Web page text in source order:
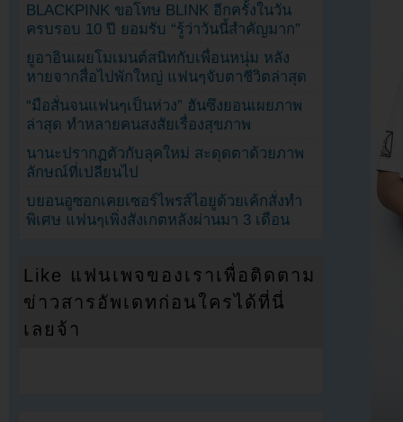
BLACKPINK ขอโทษ BLINK อีกครั้งในวัน
ครบรอบ 10 ปี ยอมรับ “รู้ว่าวันนี้สำคัญมาก”
ยูอาอินเผยโมเมนต์สนิทกับเพื่อนหนุ่ม หลัง
หายจากสื่อไปพักใหญ่ แฟนๆจับตาชีวิตล่าสุด
“มือสั่นจนแฟนๆเป็นห่วง” ฮันซึงยอนเผยภาพ
ล่าสุด ทำหลายคนสงสัยเรื่องสุขภาพ
นานะปรากฏตัวกับลุคใหม่ สะดุดตาด้วยภาพ
ลักษณ์ที่เปลี่ยนไป
บยอนอูซอกเคยเซอร์ไพรส์ไอยูด้วยเค้กสั่งทำ
พิเศษ แฟนๆเพิ่งสังเกตหลังผ่านมา 3 เดือน
Like แฟนเพจของเราเพื่อติดตาม
ข่าวสารอัพเดทก่อนใครได้ที่นี่
เลยจ้า